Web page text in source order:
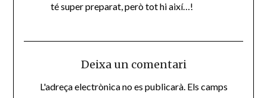
té super preparat, però tot hi així…!
Deixa un comentari
L'adreça electrònica no es publicarà. Els camps